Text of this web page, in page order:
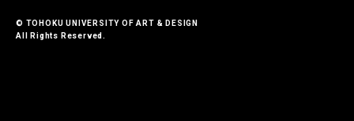
© TOHOKU UNIVERSITY OF ART & DESIGN
All Rights Reserved.